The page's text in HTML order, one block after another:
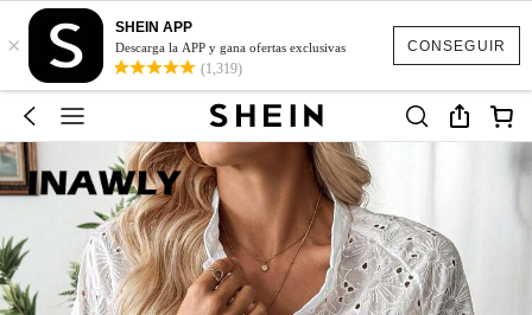
CONSEGUIR
×
SHEIN APP
Descarga la APP y gana ofertas exclusivas
(1,319)